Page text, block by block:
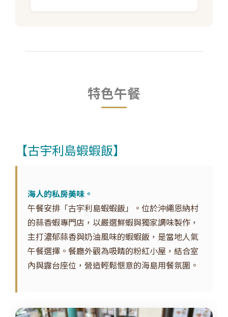
特色午餐
【古宇利島蝦蝦飯】
海人的私房美味。
午餐安排「古宇利島蝦蝦飯」。位於沖繩恩納村
的蒜香蝦專門店，以嚴選鮮蝦與獨家調味製作，
主打濃郁蒜香與奶油風味的蝦蝦飯，是當地人氣
午餐選擇。餐廳外觀為吸睛的粉紅小屋，結合室
內與露台座位，營造輕鬆愜意的海島用餐氛圍。